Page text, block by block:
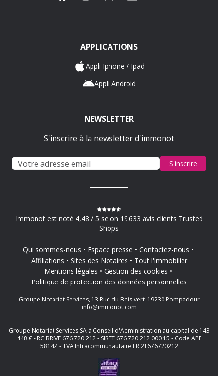
APPLICATIONS
Appli Iphone / Ipad
Appli Android
NEWSLETTER
S'inscrire à la newsletter d'immonot
S'inscrire
Immonot est noté 4,48 / 5 selon 19 633 avis clients Trusted
Shops
Qui sommes-nous Espace presse
Contactez-nous
Affiliations
Sites des Notaires
Tout l'immobilier
Mentions légales
Gestion des cookies
Politique de protection des données personnelles
Groupe Notariat Services, 13 Rue du Bois vert, 19230 Pompadour
info@immonot.com
Groupe Notariat Services SA à Conseil d'Administration au capital de 143
448 € - RC BRIVE 676 720 212 - SIRET 676 720 212 000 15 - Code APE
5814Z - TVA Intracommunautaire FR 21676720212